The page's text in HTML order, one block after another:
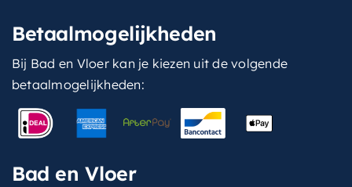
Betaalmogelijkheden
Bij Bad en Vloer kan je kiezen uit de volgende
betaalmogelijkheden:
Bad en Vloer